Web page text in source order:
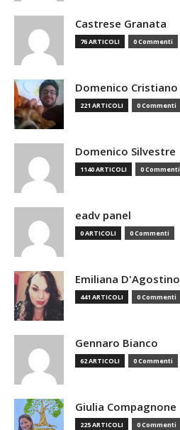
Castrese Granata
76 ARTICOLI 0 Commenti
Domenico Cristiano
221 ARTICOLI 0 Commenti
Domenico Silvestre
1140 ARTICOLI 0 Commenti
eadv panel
0 ARTICOLI 0 Commenti
Emiliana D'Agostino
441 ARTICOLI 0 Commenti
Gennaro Bianco
62 ARTICOLI 0 Commenti
Giulia Compagnone
225 ARTICOLI 0 Commenti